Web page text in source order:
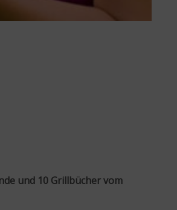
und 10 Grillbücher vom